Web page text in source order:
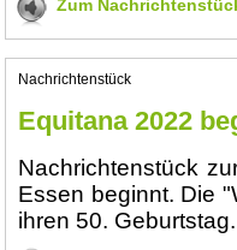
Zum
Nachrichtenstück
Equitana 2022
Nachrichtenstück
Essen beginnt. Die
ihren 50. Geburtstag.